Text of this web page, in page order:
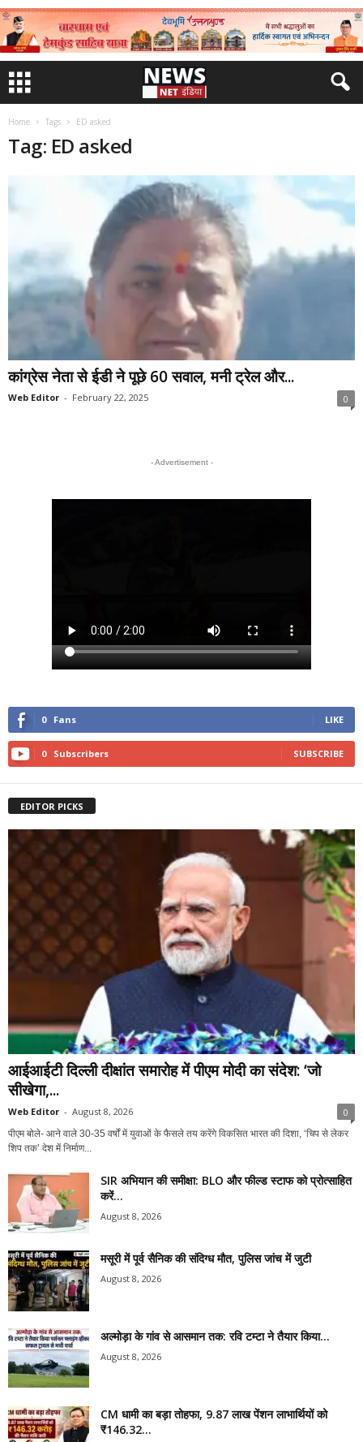
Home Tags ED asked
Tag: ED asked
कांग्रेस नेता से ईडी ने पूछे 60 सवाल, मनी ट्रेल और...
Web Editor - February 22, 2025 0
- Advertisement -
0 Fans LIKE
0 Subscribers SUBSCRIBE
EDITOR PICKS
आईआईटी दिल्ली दीक्षांत समारोह में पीएम मोदी का संदेश: ‘जो
सीखेगा,...
Web Editor - August 8, 2026 0
पीएम बोले- आने वाले 30-35 वर्षों में युवाओं के फैसले तय करेंगे विकसित भारत की दिशा, ‘चिप से लेकर
शिप तक’ देश में निर्माण...
SIR अभियान की समीक्षा: BLO और फील्ड स्टाफ को प्रोत्साहित
करें...
August 8, 2026
मसूरी में पूर्व सैनिक की संदिग्ध मौत, पुलिस जांच में जुटी
August 8, 2026
अल्मोड़ा के गांव से आसमान तक: रवि टम्टा ने तैयार किया...
August 8, 2026
CM धामी का बड़ा तोहफा, 9.87 लाख पेंशन लाभार्थियों को
₹146.32...